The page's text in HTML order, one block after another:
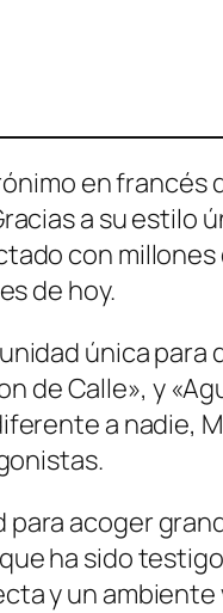
en francés
a su
con
de hoy.
única
de Calle», y
a nadie,
acoger
ha sido
y un